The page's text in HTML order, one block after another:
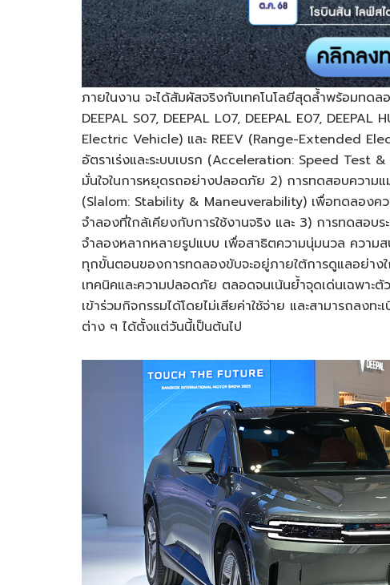
ภายในงาน จะได้สัมผัสจริงกับเทคโนโลยีสุดล้ำพร้อมทดล
DEEPAL S07, DEEPAL L07, DEEPAL E07,
Electric Vehicle) และ REEV (Range-Extended
อัตราเร่งและระบบเบรก (Acceleration: Speed Test
มั่นใจในการหยุดรถอย่างปลอดภัย 2) การทดสอบความ
(Slalom: Stability & Maneuverability) เพื่อทดลองค
จำลองที่ใกล้เคียงกับการใช้งานจริง และ 3) การทดสอ
จำลองหลากหลายรูปแบบ เพื่อสาธิตความนุ่มนวล ความ
ทุกขั้นตอนของการทดลองขับจะอยู่ภายใต้การดูแลอย่า
เทคนิคและความปลอดภัย ตลอดจนเน้นย้ำจุดเด่นเฉพาะ
เข้าร่วมกิจกรรมได้โดยไม่เสียค่าใช้จ่าย และสามารถลง
ต่าง ๆ ได้ตั้งแต่วันนี้เป็นต้นไป